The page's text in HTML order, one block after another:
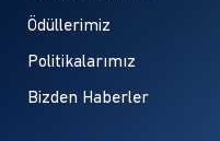
Ödüllerimiz
Politikalarımız
Bizden Haberler